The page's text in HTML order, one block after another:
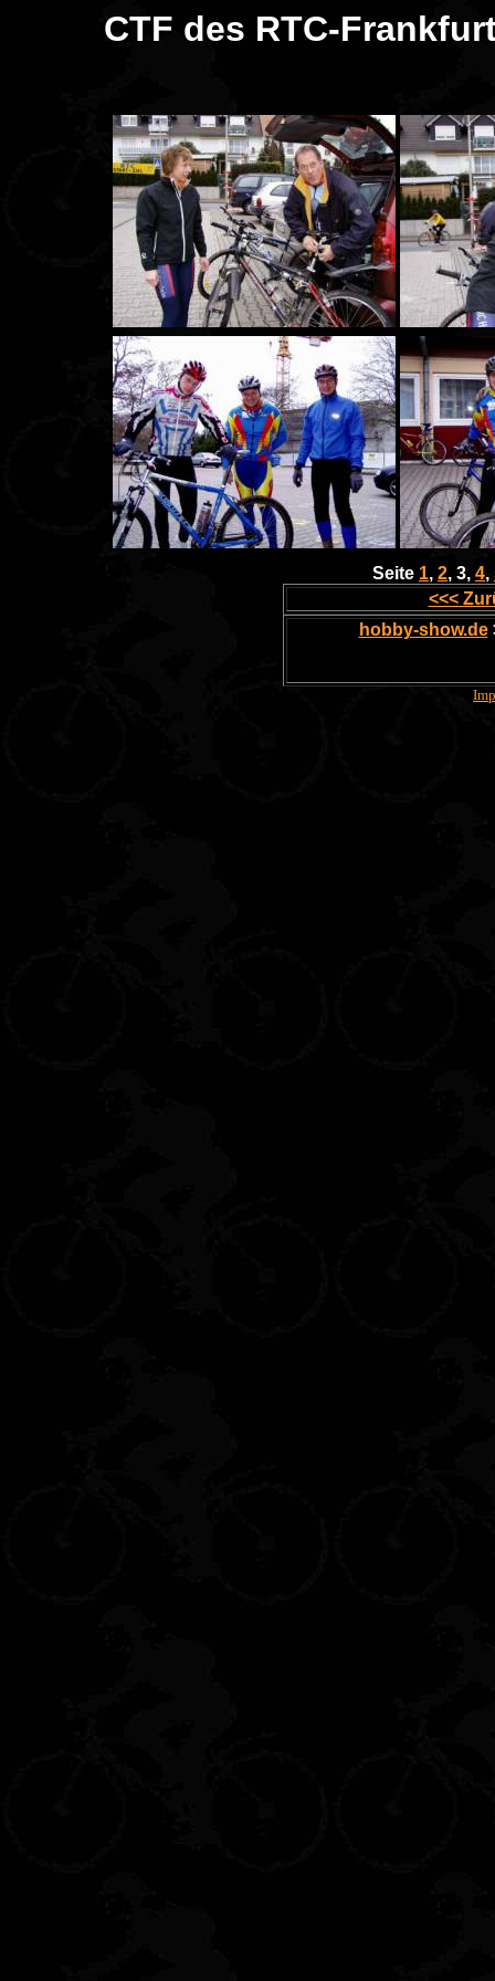
CTF des RTC-
Seite 1, 2, 3, 4,
<<<
hobby-show.de